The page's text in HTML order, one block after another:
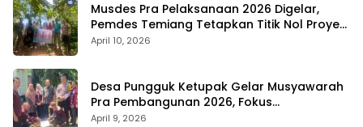
Musdes Pra Pelaksanaan 2026 Digelar,
Pemdes Temiang Tetapkan Titik Nol Proyek
Infrastruktur
April 10, 2026
Desa Pungguk Ketupak Gelar Musyawarah
Pra Pembangunan 2026, Fokus
Infrastruktur dan Transparansi
April 9, 2026